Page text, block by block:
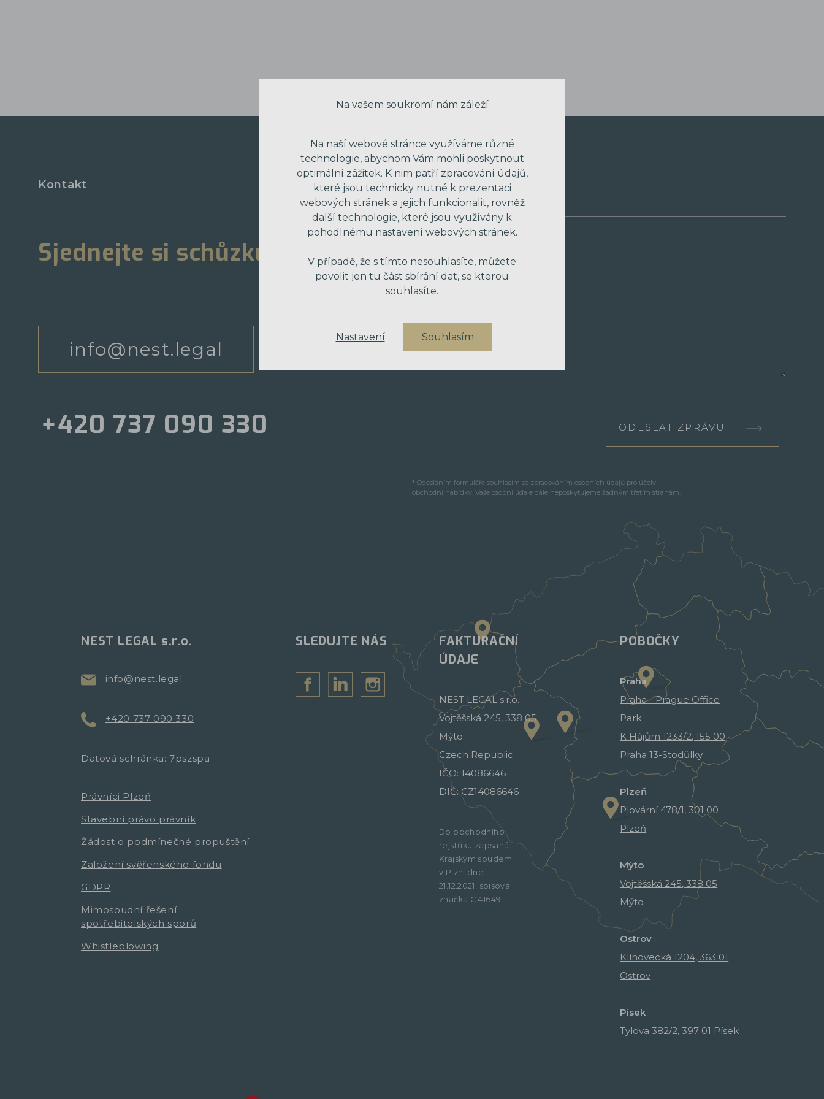
Kontakt
Sjednejte si schůzku
info@nest.legal
+420 737 090 330
VAŠE JMÉNO
VÁŠ TELEFON
ODESLAT ZPRÁVU
* Odesláním formuláře souhlasím se zpracováním osobních údajů pro účely
obchodní nabídky. Vaše osobní údaje dále neposkytujeme žádným třetím stranám.
NEST LEGAL s.r.o.
info@nest.legal
+420 737 090 330
Datová schránka: 7pszspa
Právníci Plzeň
Stavební právo právník
Žádost o podmínečné propuštění
Založení svěřenského fondu
GDPR
Mimosoudní řešení
spotřebitelských sporů
Whistleblowing
SLEDUJTE NÁS
FAKTURAČNÍ
ÚDAJE
NEST LEGAL s.r.o.
Vojtěšská 245, 338 05
Mýto
Czech Republic
IČO: 14086646
DIČ: CZ14086646
Do obchodního
rejstříku zapsaná
Krajským soudem
v Plzni dne
21.12.2021, spisová
značka C 41649.
POBOČKY
Praha
Praha - Prague Office
Park
K Hájům 1233/2, 155 00
Praha 13-Stodůlky
Plzeň
Plovární 478/1, 301 00
Plzeň
Mýto
Vojtěšská 245, 338 05
Mýto
Ostrov
Klínovecká 1204, 363 01
Ostrov
Písek
Tylova 382/2, 397 01 Písek
Na vašem soukromí nám záleží
Na naší webové stránce využíváme různé
technologie, abychom Vám mohli poskytnout
optimální zážitek. K nim patří zpracování údajů,
které jsou technicky nutné k prezentaci
webových stránek a jejich funkcionalit, rovněž
další technologie, které jsou využívány k
pohodlnému nastavení webových stránek.
V případě, že s tímto nesouhlasíte, můžete
povolit jen tu část sbírání dat, se kterou
souhlasíte.
Nastavení Souhlasím